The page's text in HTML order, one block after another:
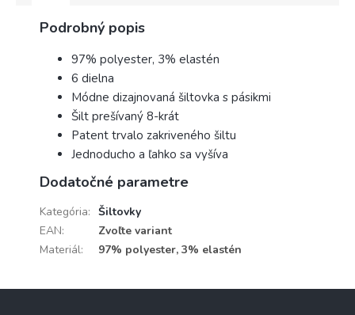
Podrobný popis
97% polyester, 3% elastén
6 dielna
Módne dizajnovaná šiltovka s pásikmi
Šilt prešívaný 8-krát
Patent trvalo zakriveného šiltu
Jednoducho a ľahko sa vyšíva
Dodatočné parametre
Kategória: Šiltovky
EAN:
Zvoľte variant
Materiál: 97% polyester, 3% elastén